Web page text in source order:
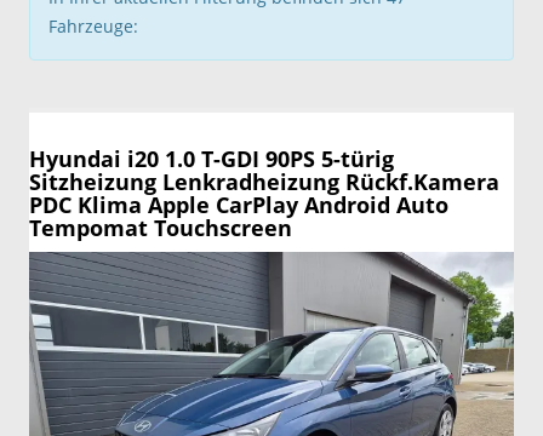
Fahrzeuge:
Hyundai i20 1.0 T-GDI 90PS 5-türig
Sitzheizung Lenkradheizung Rückf.Kamera
PDC Klima Apple CarPlay Android Auto
Tempomat Touchscreen